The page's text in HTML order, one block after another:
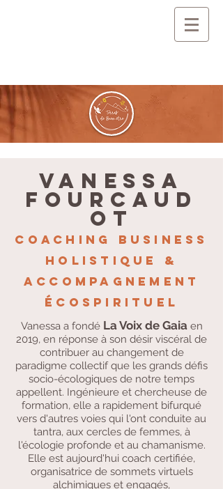
VANESSA
FOURCAUD
OT
Coaching business
holistique &
accompagnement
écospirituel
Vanessa a fondéLa Voix de Gaiaen
2019, en réponse à son désir viscéral de
contribuer au changement de
paradigme collectif que les grands défis
socio-écologiques de notre temps
appellent. Ingénieure et chercheuse de
formation, elle a rapidement bifurqué
vers d'autres voies qui l'ont conduite au
tantra, aux cercles de femmes, à
l'écologie profonde et au chamanisme.
Elle est aujourd'hui coach certifiée,
organisatrice de sommets virtuels
alchimiques et engagés,